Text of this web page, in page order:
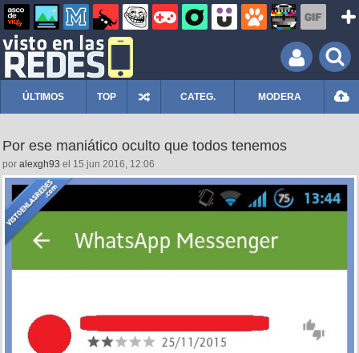
ÚLTIMOS TOP CATEG. MODERA
Por ese maniático oculto que todos tenemos
por alexgh93 el 15 jun 2016, 12:06